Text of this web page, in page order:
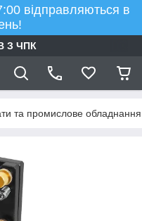
відправляються в
З ЧПК
та промислове обладнання